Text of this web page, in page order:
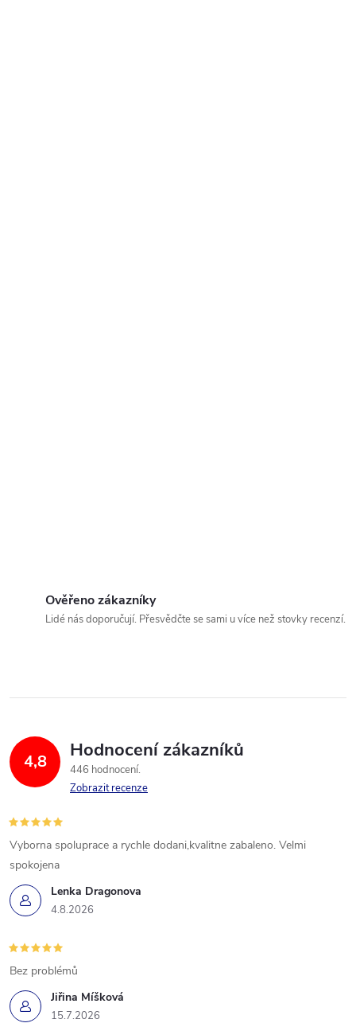
Ověřeno zákazníky
Lidé nás doporučují. Přesvědčte se sami u více než stovky recenzí.
4,8 Hodnocení zákazníků
446 hodnocení
Zobrazit recenze
Lenka Dragonova
4.8.2026
Vyborna spoluprace a rychle dodani,kvalitne zabaleno. Velmi
spokojena
Jiřina Míšková
15.7.2026
Bez problémů